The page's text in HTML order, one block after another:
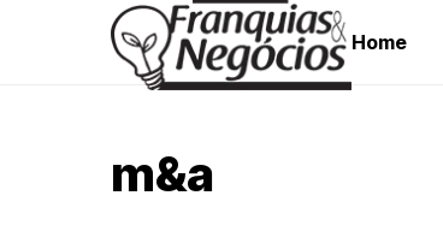
Home
m&a